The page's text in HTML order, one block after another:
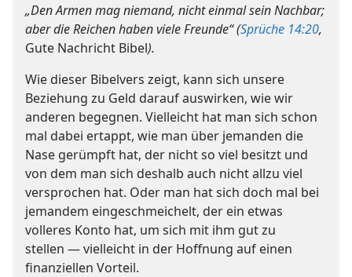
„Den Armen mag niemand, nicht einmal sein Nachbar;
aber die Reichen haben viele Freunde“ (Sprüche 14:20,
Gute Nachricht Bibel).
Wie dieser Bibelvers zeigt, kann sich unsere
Beziehung zu Geld darauf auswirken, wie wir
anderen begegnen. Vielleicht hat man sich schon
mal dabei ertappt, wie man über jemanden die
Nase gerümpft hat, der nicht so viel besitzt und
von dem man sich deshalb auch nicht allzu viel
versprochen hat. Oder man hat sich doch mal bei
jemandem eingeschmeichelt, der ein etwas
volleres Konto hat, um sich mit ihm gut zu
stellen — vielleicht in der Hoffnung auf einen
finanziellen Vorteil.